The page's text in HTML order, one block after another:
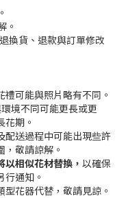
。
換貨、退款與訂單修改
禮可能與照片略有不同。
環境不同可能更長或更
期。
配送過程中可能出現些許
敬請諒解。
相似花材替換， 以確保
通知。
花器代替，敬請見諒。